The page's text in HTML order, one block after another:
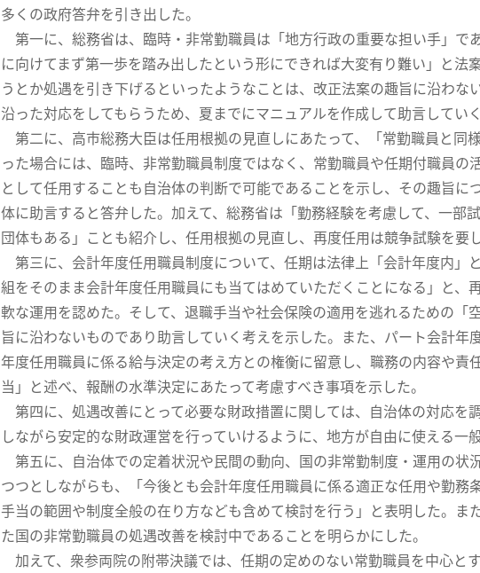
多くの政府答弁を引き出した。
第一に、総務省は、臨時・非常勤職員は「地方行政の重要な担い手」で
に向けてまず第一歩を踏み出したという形にできれば大変有り難い」と
うとか処遇を引き下げるといったようなことは、改正法案の趣旨に沿わ
沿った対応をしてもらうため、夏までにマニュアルを作成して助言してい
第二に、高市総務大臣は任用根拠の見直しにあたって、「常勤職員と同
った場合には、臨時、非常勤職員制度ではなく、常勤職員や任期付職員
として任用することも自治体の判断で可能であることを示し、その趣旨
体に助言すると答弁した。加えて、総務省は「勤務経験を考慮して、一部
団体もある」ことも紹介し、任用根拠の見直し、再度任用は競争試験を要
第三に、会計年度任用職員制度について、任期は法律上「会計年度内」
組をそのまま会計年度任用職員にも当てはめていただくことになる」と、
軟な運用を認めた。そして、退職手当や社会保険の適用を逃れるための
旨に沿わないものであり助言していく考えを示した。また、パート会計
年度任用職員に係る給与決定の考え方との権衡に留意し、職務の内容や責
当」と述べ、報酬の水準決定にあたって考慮すべき事項を示した。
第四に、処遇改善にとって必要な財政措置に関しては、自治体の対応を
しながら安定的な財政運営を行っていけるように、地方が自由に使える一
第五に、自治体での定着状況や民間の動向、国の非常勤制度・運用の状
つつとしながらも、「今後とも会計年度任用職員に係る適正な任用や勤務
手当の範囲や制度全般の在り方なども含めて検討を行う」と表明した。
た国の非常勤職員の処遇改善を検討中であることを明らかにした。
加えて、衆参両院の附帯決議では、任期の定めのない常勤職員を中心と